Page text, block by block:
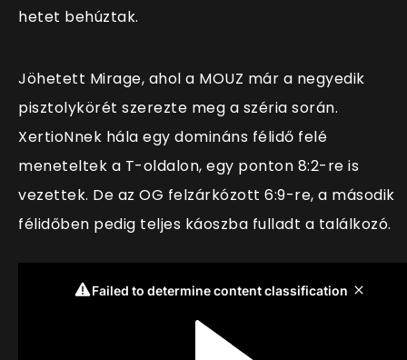
hetet behúztak.
Jöhetett Mirage, ahol a MOUZ már a negyedik
pisztolykörét szerezte meg a széria során.
XertioNnek hála egy domináns félidő felé
meneteltek a T-oldalon, egy ponton 8:2-re is
vezettek. De az OG felzárkózott 6:9-re, a második
félidőben pedig teljes káoszba fulladt a találkozó.